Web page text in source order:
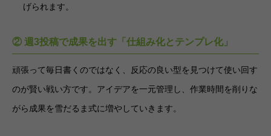
げられます。
② 週3投稿で成果を出す「仕組み化とテンプレ化」
頑張って毎日書くのではなく、反応の良い型を見つけて使い回す
のが賢い戦い方です。アイデアを一元管理し、作業時間を削りな
がら成果を雪だるま式に増やしていきます。